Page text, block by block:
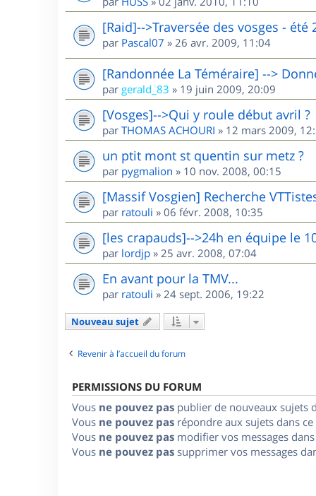
[Raid]-->Traversée des vosges - été
par Pascal07 » 26 avr. 2009, 11:04
[Randonnée La Téméraire] -->
par gerald_83 » 19 juin 2009, 20:09
[Vosges]-->Qui y roule début avril ?
par THOMAS ACHOURI » 12 mars 2009,
un ptit mont st quentin sur metz ?
par pygmalion » 10 nov. 2008, 00:15
[Massif Vosgien] Recherche
par ratouli » 06 févr. 2008, 10:35
[les crapauds]-->24h en équipe le
par lordjp » 25 avr. 2008, 07:04
En avant pour la TMV...
par ratouli » 24 sept. 2006, 19:22
Nouveau sujet
Revenir à l’accueil du forum
PERMISSIONS DU FORUM
Vous ne pouvez pas publier de nouveaux sujets
Vous ne pouvez pas répondre aux sujets dans
Vous ne pouvez pas modifier vos messages
Vous ne pouvez pas supprimer vos messages